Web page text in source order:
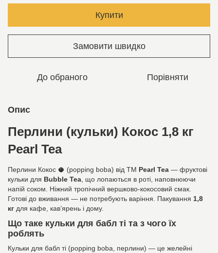
Купити
Замовити швидко
До обраного Порівняти
Опис
Перлини (кульки) Кокос 1,8 кг
Pearl Tea
Перлини Кокос 🥥 (popping boba) від ТМ Pearl Tea — фруктові
кульки для Bubble Tea , що лопаються в роті, наповнюючи
напій соком. Ніжний тропічний вершково-кокосовий смак.
Готові до вживання — не потребують варіння. Пакування 1,8
кг для кафе, кав’ярень і дому.
Що таке кульки для бабл ті та з чого їх
роблять
Кульки для бабл ті (popping boba, перлини) — це желейні